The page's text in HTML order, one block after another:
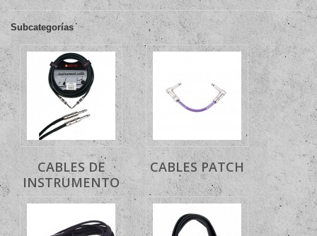
Subcategorías
CABLES DE
INSTRUMENTO
CABLES PATCH